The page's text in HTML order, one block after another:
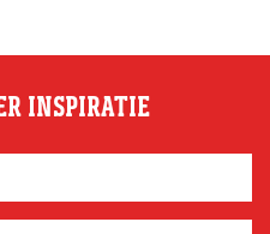
INSPIRATIE